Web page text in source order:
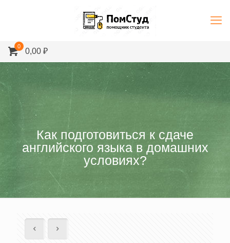
0
0,00 ₽
Как подготовиться к сдаче
английского языка в домашних
условиях?